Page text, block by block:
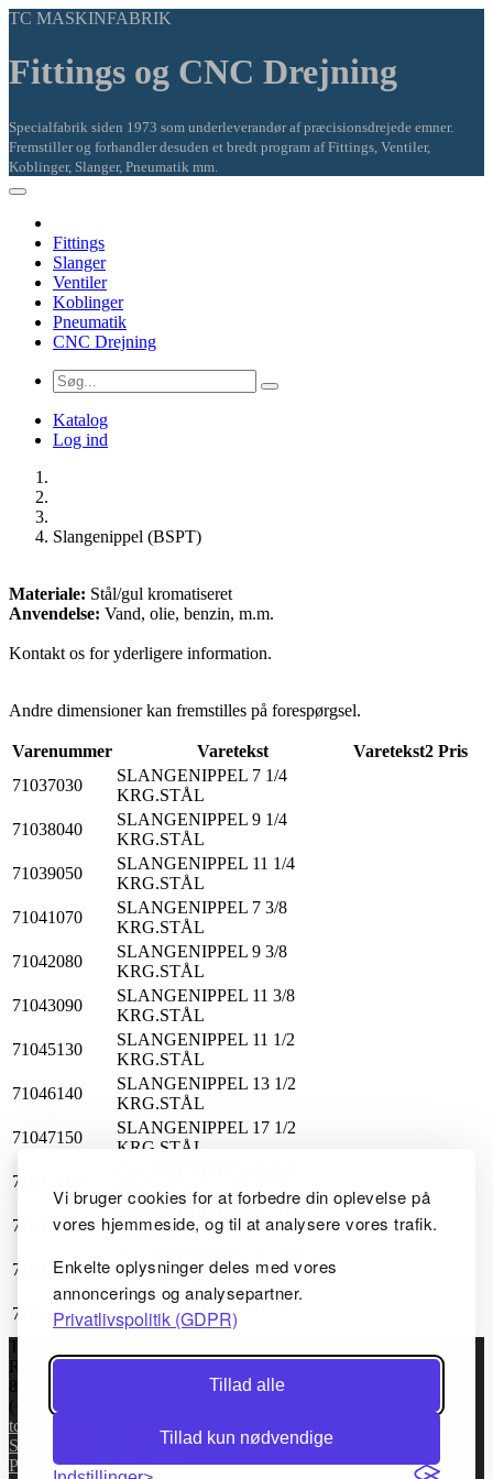
Vi bruger cookies for at forbedre din oplevelse på
vores hjemmeside, og til at analysere vores trafik.
Enkelte oplysninger deles med vores
annoncerings og analysepartner.
Privatlivspolitik (GDPR)
Tillad alle
Tillad kun nødvendige
TC MASKINFABRIK
Fittings og CNC Drejning
Specialfabrik siden 1973 som underleverandør af præcisionsdrejede emner.
Fremstiller og forhandler desuden et bredt program af Fittings, Ventiler,
Koblinger, Slanger, Pneumatik mm.
Fittings
Slanger
Ventiler
Koblinger
Pneumatik
CNC Drejning
Katalog
Log ind
Slangenippel (BSPT)
Materiale: Stål/gul kromatiseret
Anvendelse: Vand, olie, benzin, m.m.
Kontakt os for yderligere information.
Andre dimensioner kan fremstilles på forespørgsel.
Varenummer Varetekst Varetekst2 Pris
71037030
SLANGENIPPEL 7 1/4
KRG.STÅL
71038040
SLANGENIPPEL 9 1/4
KRG.STÅL
71039050
SLANGENIPPEL 11 1/4
KRG.STÅL
71041070
SLANGENIPPEL 7 3/8
KRG.STÅL
71042080
SLANGENIPPEL 9 3/8
KRG.STÅL
71043090
SLANGENIPPEL 11 3/8
KRG.STÅL
71045130
SLANGENIPPEL 11 1/2
KRG.STÅL
71046140
SLANGENIPPEL 13 1/2
KRG.STÅL
71047150
SLANGENIPPEL 17 1/2
KRG.STÅL
71047160
KRG.STÅL
71047170
SLANGENIPPEL 13 3/4"
KRG.STÅL
71048180
SLANGENIPPEL 17 3/4"
KRG.STÅL
71051220
SLANGENIPPEL 26 - 1"
KRG.STÅL
TC Maskinfabrik ApS
Rugvej 6
8920 Randers NV, Danmark
(+45) 86434144
tcm@tcmaskinfabrik.dk
Salgsbetingelser & vilkår
Privatlivspolitik (GDPR)